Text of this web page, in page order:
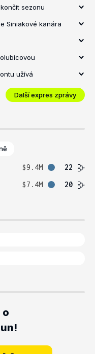
sezonu
Siniakové kanára
užívá
Další expres zprávy
$9.4M
22
$7.4M 20
o